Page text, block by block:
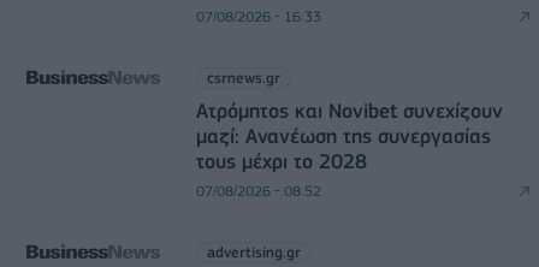
07/08/2026 - 16:33
csrnews.gr
Ατρόμητος και Novibet συνεχίζουν
μαζί: Ανανέωση της συνεργασίας
τους μέχρι το 2028
07/08/2026 - 08:52
advertising.gr